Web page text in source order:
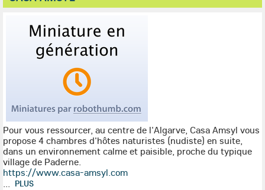
Pour vous ressourcer, au centre de l'Algarve, Casa Amsyl vous
propose 4 chambres d'hôtes naturistes (nudiste) en suite,
dans un environnement calme et paisible, proche du typique
village de Paderne.
https://www.casa-amsyl.com
... PLUS